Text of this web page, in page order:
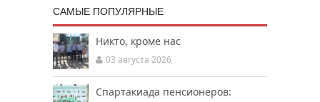
САМЫЕ ПОПУЛЯРНЫЕ
Никто, кроме нас
03 августа 2026
Спартакиада пенсионеров: